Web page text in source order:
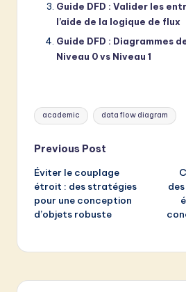
Guide DFD : Valider les
l’aide de la logique de flux
Guide DFD : Diagrammes
Niveau 0 vs Niveau 1
Tags:
academic data flow diagram
Post
navigation
Previous Post
Éviter le couplage
étroit : des stratégies
pour une conception
d’objets robuste